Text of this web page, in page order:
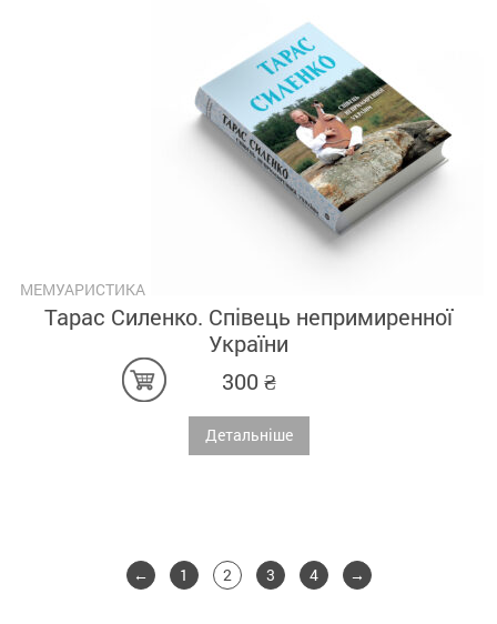
МЕМУАРИСТИКА
Тарас Силенко. Співець непримиренної
України
300 ₴
Детальніше
← 1 2 3 4 →